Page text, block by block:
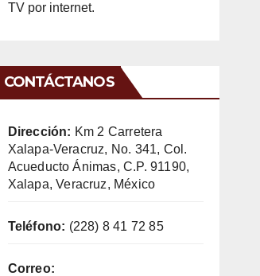
TV por internet.
CONTÁCTANOS
Dirección: Km 2 Carretera
Xalapa-Veracruz, No. 341, Col.
Acueducto Ánimas, C.P. 91190,
Xalapa, Veracruz, México
Teléfono: (228) 8 41 72 85
Correo: